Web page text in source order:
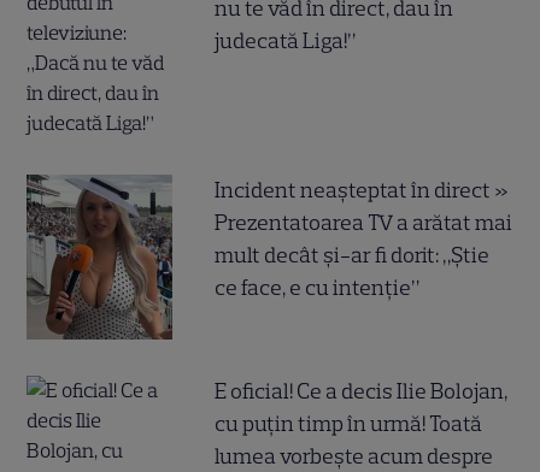
nu te văd în direct, dau în
judecată Liga!”
Incident neașteptat în direct »
Prezentatoarea TV a arătat mai
mult decât și-ar fi dorit: „Știe
ce face, e cu intenție”
E oficial! Ce a decis Ilie Bolojan,
cu puțin timp în urmă! Toată
lumea vorbește acum despre